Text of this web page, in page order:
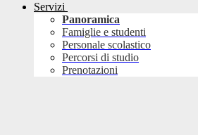
Servizi
Panoramica
Famiglie e studenti
Personale scolastico
Percorsi di studio
Prenotazioni